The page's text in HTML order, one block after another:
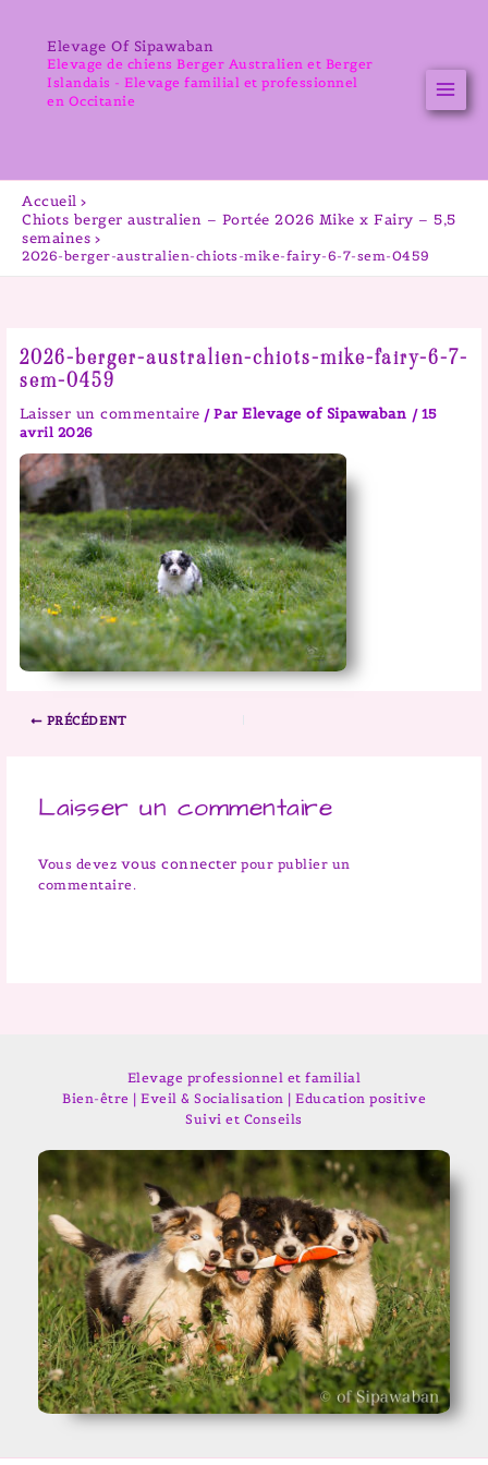
contenuElevage Of Sipawaban
Elevage de chiens Berger Australien et Berger
Islandais - Elevage familial et professionnel
en Occitanie
Accueil
Chiots berger australien – Portée 2026 Mike x Fairy – 5,5
semaines
2026-berger-australien-chiots-mike-fairy-6-7-sem-0459
2026-berger-australien-chiots-mike-fairy-6-7-
sem-0459
Laisser un commentaire / ParElevage of Sipawaban / 15
avril 2026
PRÉCÉDENT
Laisser un commentaire
Vous devez vous connecter pour publier un
commentaire.
Elevage professionnel et familial
Bien-être | Eveil & Socialisation | Education positive
Suivi et Conseils